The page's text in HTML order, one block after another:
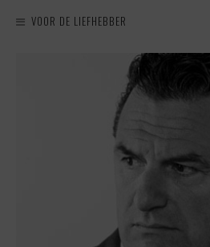
VOOR DE LIEFHEBBER